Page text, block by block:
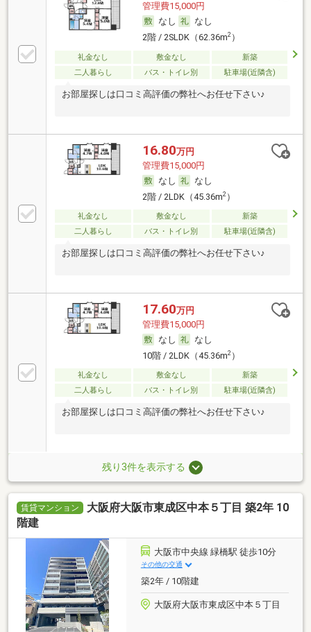
管理費15,000円
なし
なし
2階 / 2SLDK（62.36m2）
礼金なし 敷金なし
新築
二人暮らし
バス・トイレ別 駐車場(近隣含)
お部屋探しは口コミ高評価の弊社へお任せ下さい♪
16.80万円
管理費15,000円
なし
なし
2階 / 2LDK（45.36m2）
礼金なし 敷金なし
新築
二人暮らし
バス・トイレ別 駐車場(近隣含)
お部屋探しは口コミ高評価の弊社へお任せ下さい♪
17.60万円
管理費15,000円
なし
なし
10階 / 2LDK（45.36m2）
礼金なし 敷金なし
新築
二人暮らし
バス・トイレ別 駐車場(近隣含)
お部屋探しは口コミ高評価の弊社へお任せ下さい♪
残り3件を表示する
賃貸マンション
大阪府大阪市東成区中本５丁目 築2年 10
階建
大阪市中央線 緑橋駅 徒歩10分
その他の交通
築2年 / 10階建
大阪府大阪市東成区中本５丁目